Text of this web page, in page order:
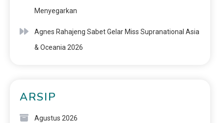
Menyegarkan
Agnes Rahajeng Sabet Gelar Miss Supranational Asia
& Oceania 2026
ARSIP
Agustus 2026